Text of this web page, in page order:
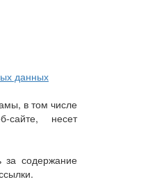
данных
в том числе
сайте, несет
за содержание